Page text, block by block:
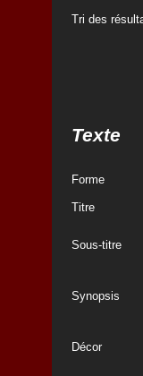
Tri des
Texte
Forme
Titre
Sous-titre
Synopsis
Décor